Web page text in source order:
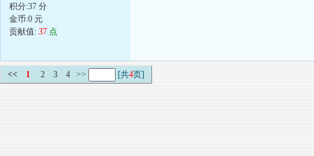
积分:37 分
金币:0 元
贡献值: 37 点
<< 1 2 3 4 >> [共4页]